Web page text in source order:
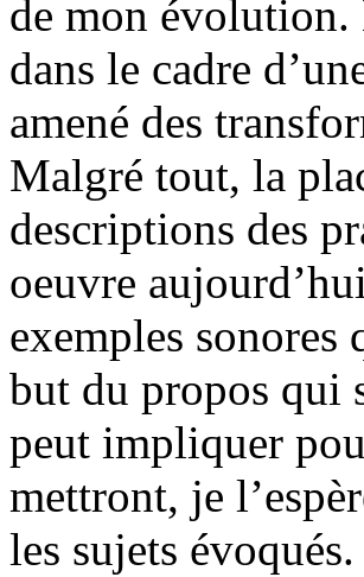
de mon évolution.
dans le cadre
amené des
Malgré tout, la
descriptions des
oeuvre
exemples sonores
but du propos qui
peut impliquer
mettront, je
les sujets évoqués.